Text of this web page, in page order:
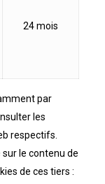
24 mois
par
les
respectifs.
le contenu de
de ces tiers :